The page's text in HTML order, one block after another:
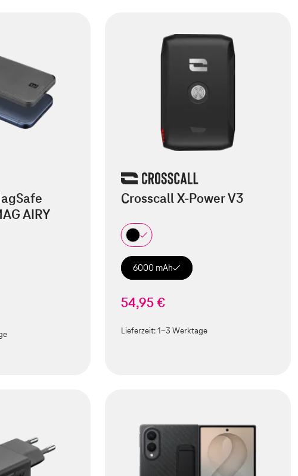
AIRY
Crosscall X-Power V3
6000 mAh
54,95 €
Lieferzeit:1-3 Werktage